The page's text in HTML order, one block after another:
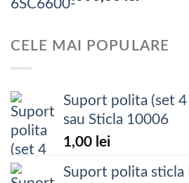
CELE MAI POPULARE
Suport polita (set
sau Sticla 10006
1,00 lei
Suport polita sticla